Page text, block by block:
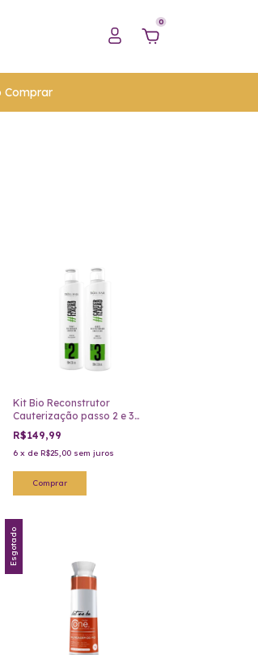
0
Comprar
Kit Bio Reconstrutor
Cauterização passo 2 e 3
Troia hair
R$149,99
6 x de R$25,00 sem juros
Esgotado